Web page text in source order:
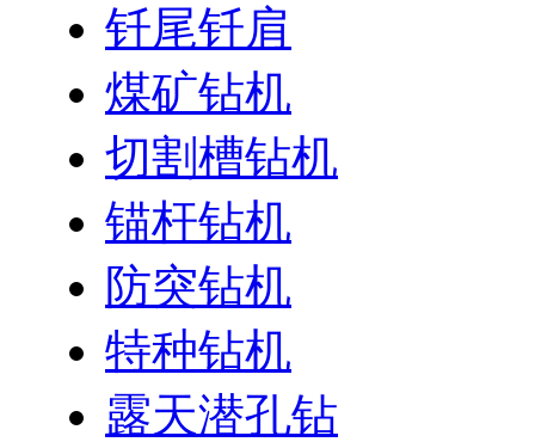
钎尾钎肩
煤矿钻机
切割槽钻机
锚杆钻机
防突钻机
特种钻机
露天潜孔钻